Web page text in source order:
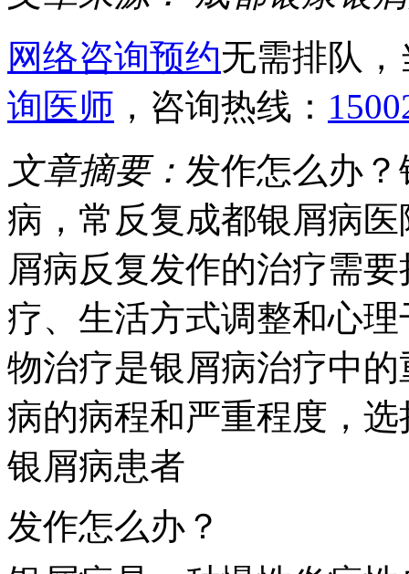
网络咨询预约无需排队
询医师 ，咨询热线：
文章摘要： 发作怎么办
病，常反复成都银屑病
屑病反复发作的治疗需
疗、生活方式调整和心
物治疗是银屑病治疗中
病的病程和严重程度，
银屑病患者
发作怎么办？